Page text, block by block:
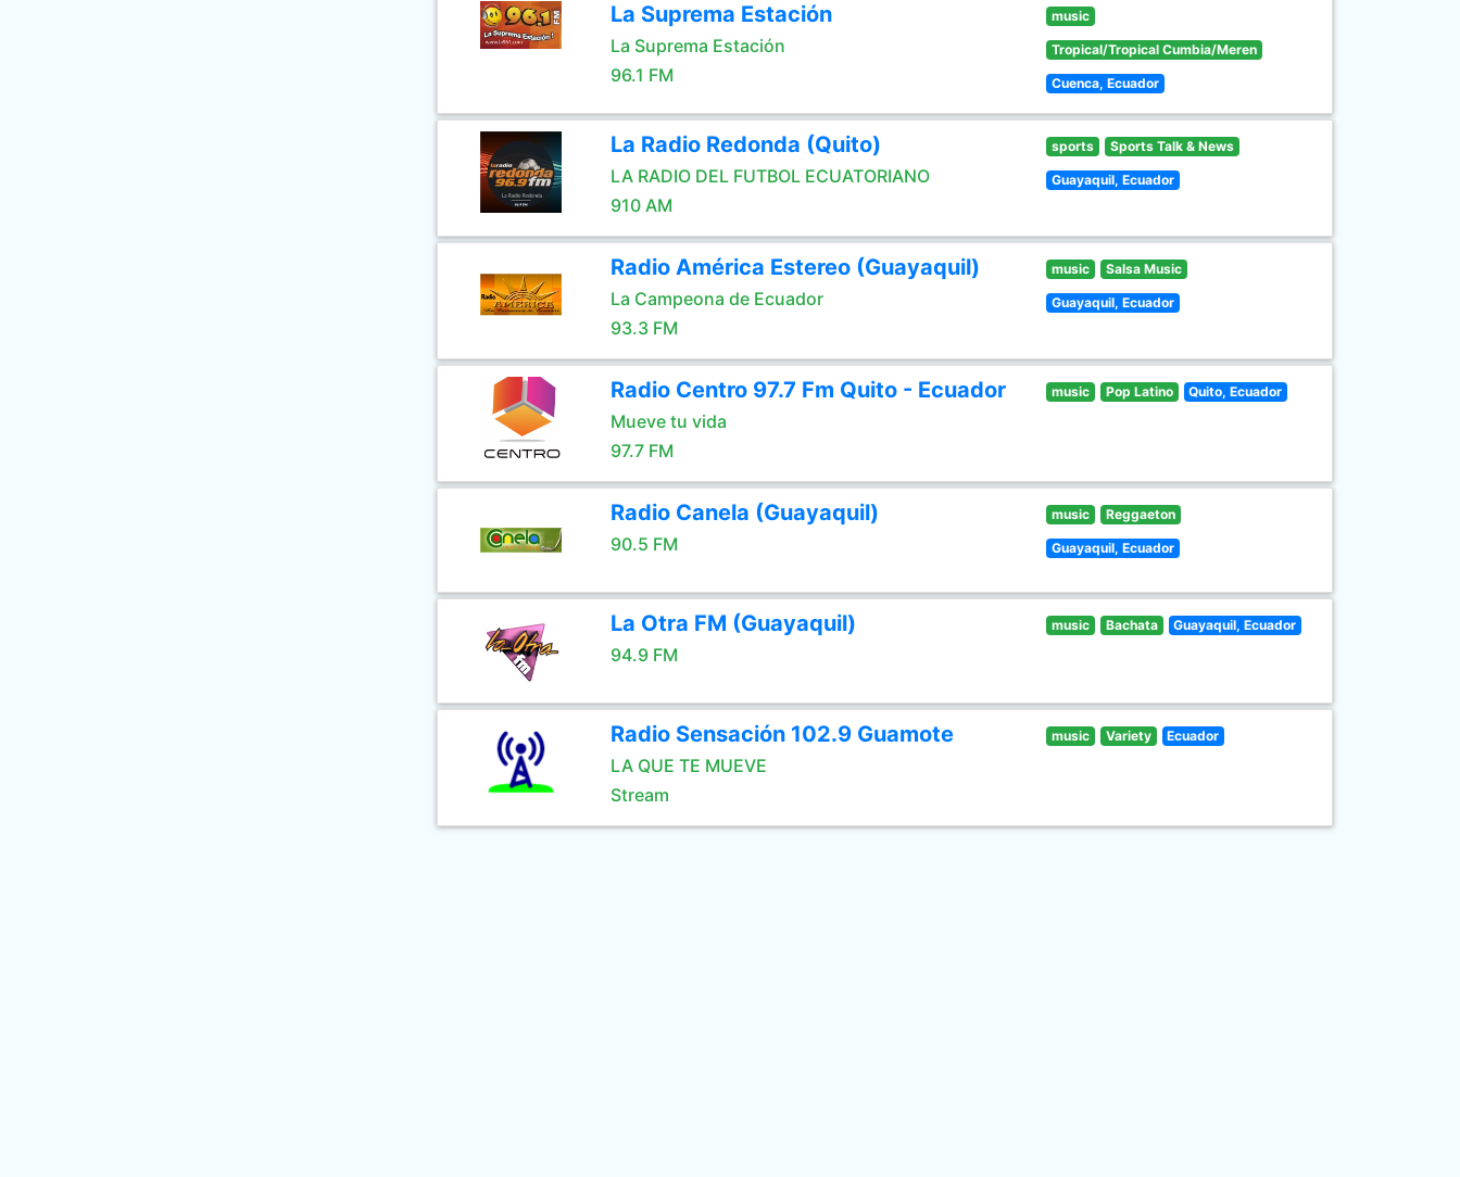
La Suprema Estación
La Suprema Estación
96.1 FM
music
Tropical/Tropical Cumbia/Meren
Cuenca, Ecuador
La Radio Redonda (Quito)
LA RADIO DEL FUTBOL ECUATORIANO
910 AM
sports Sports Talk & News
Guayaquil, Ecuador
Radio América Estereo (Guayaquil)
La Campeona de Ecuador
93.3 FM
music Salsa Music
Guayaquil, Ecuador
Radio Centro 97.7 Fm Quito - Ecuador
Mueve tu vida
97.7 FM
music Pop Latino Quito, Ecuador
Radio Canela (Guayaquil)
90.5 FM
music Reggaeton
Guayaquil, Ecuador
La Otra FM (Guayaquil)
94.9 FM
music Bachata Guayaquil, Ecuador
Radio Sensación 102.9 Guamote
LA QUE TE MUEVE
Stream
music Variety Ecuador